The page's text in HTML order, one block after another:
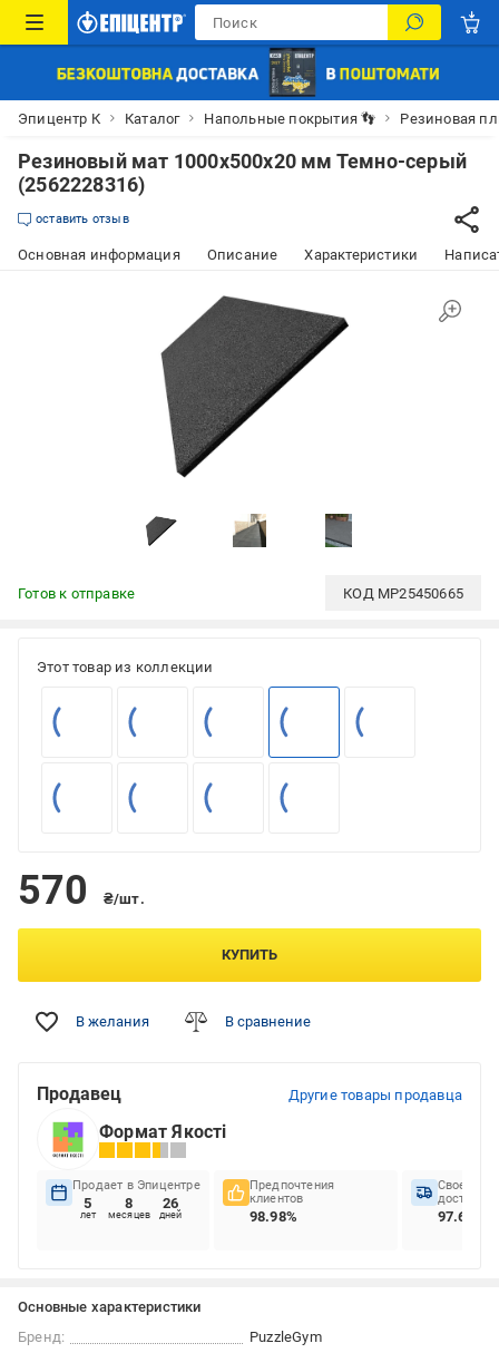
Эпицентр К Каталог Напольные покрытия 👣 Резиновая
Резиновый мат 1000х500х20 мм Темно-серый
(2562228316)
оставить отзыв
Основная информация Описание Характеристики
Готов к отправке КОД MP25450665
Этот товар из коллекции
570 ₴/шт.
КУПИТЬ
В желания В сравнение
Продавец Другие товары продавца
Формат Якості
Продает в Эпицентре
5
лет
8
месяцев
26
дней
Предпочтения
клиентов
98.98%
доставок
97.62%
Основные характеристики
Бренд:
PuzzleGym